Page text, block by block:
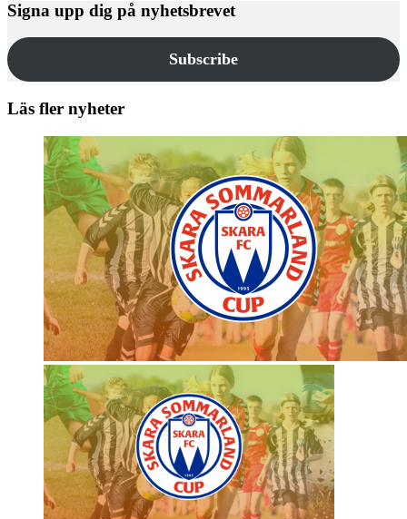
Signa upp dig på nyhetsbrevet
Subscribe
Läs fler nyheter